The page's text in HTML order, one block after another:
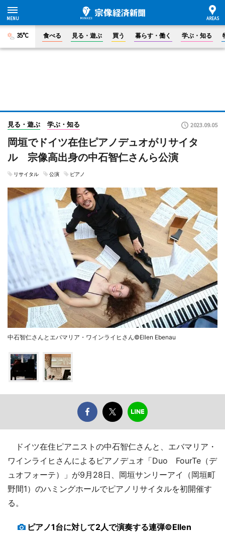
35°C 食べる 見る・遊ぶ 買う 暮らす・働く 学ぶ・知る
見る・遊ぶ 学ぶ・知る 2023.09.05
岡垣でドイツ在住ピアノデュオがリサイタ
ル 宗像高出身の中石智仁さんら公演
リサイタル 公演 ピアノ
中石智仁さんとエバマリア・ワインライヒさん©Ellen Ebenau
ドイツ在住ピアニストの中石智仁さんと、エバマリア・
ワインライヒさんによるピアノデュオ「Duo FourTe（デ
ュオフォーテ）」が9月28日、岡垣サンリーアイ（岡垣町
野間1）のハミングホールでピアノリサイタルを初開催す
る。
ピアノ1台に対して2人で演奏する連弾©Ellen